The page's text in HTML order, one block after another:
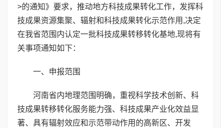
>的通知》要求，推动地方科技成果转化工作，发挥科
技成果资源集聚、辐射和科技成果转化示范作用,决定
在我省范围内认定一批科技成果转移转化基地,现将有
关事项通知如下：
一、申报范围
河南省内地理范围明确，重视科学技术创新、科
技成果转移转化服务能力强、科技成果产业化效益显
著、具有辐射效应和示范带动作用的高新区、开发